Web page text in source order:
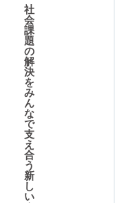
社
会
課
題
の
解
決
を
み
ん
な
で
支
え
合
う
新
し
い